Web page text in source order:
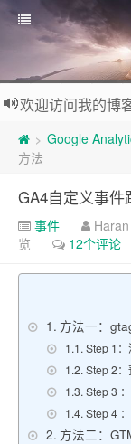
> Google
方法
GA4自定义事件
事件 Haran
览
12个评论
方法一：
Step 1
Step 2
Step 3
Step 4
方法二：